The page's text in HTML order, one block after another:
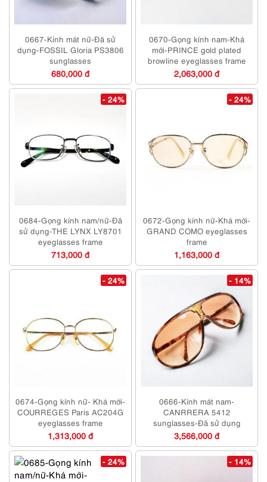
0667-Kính mát nữ-Đã sử
dụng-FOSSIL Gloria PS3806
sunglasses
680,000 đ
0670-Gọng kính nam-Khá
mới-PRINCE gold plated
browline eyeglasses frame
2,063,000 đ
- 24%
0684-Gọng kính nam/nữ-Đã
sử dụng-THE LYNX LY8701
eyeglasses frame
713,000 đ
- 24%
0672-Gọng kính nữ-Khá mới-
GRAND COMO eyeglasses
frame
1,163,000 đ
- 24%
0674-Gọng kính nữ- Khá mới-
COURREGES Paris AC204G
eyeglasses frame
1,313,000 đ
- 14%
0666-Kính mát nam-
CANRRERA 5412
sunglasses-Đã sử dụng
3,566,000 đ
- 24% - 14%